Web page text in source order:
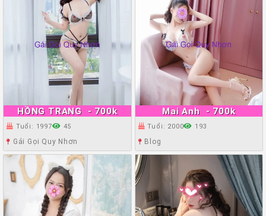
HỒNG TRANG - 700k
Tuổi: 1997 45
Gái Gọi Quy Nhơn
Mai Anh - 700k
Tuổi: 2000 193
Blog